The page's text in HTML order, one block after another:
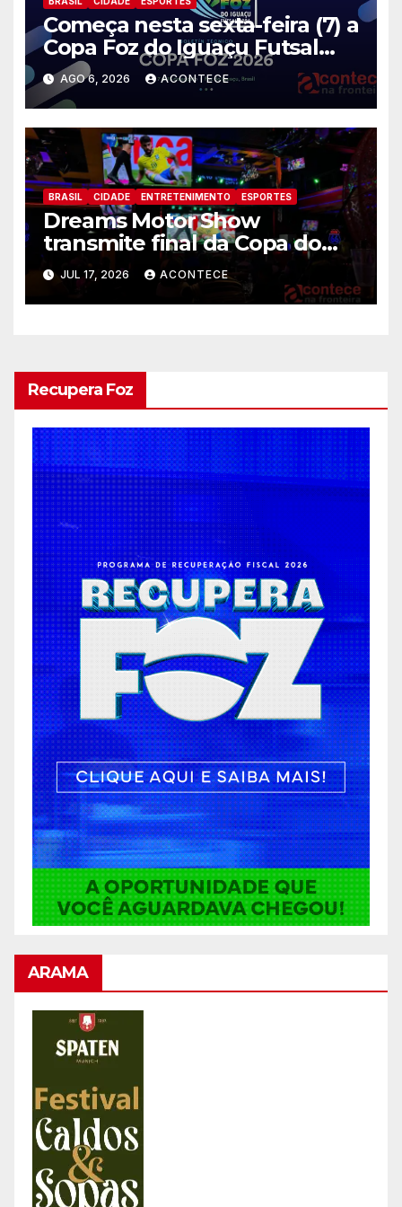
Começa nesta sexta-feira (7) a
Copa Foz do Iguaçu Futsal
2026 com equipes de quatro
países
AGO 6, 2026 ACONTECE
BRASIL CIDADE ENTRETENIMENTO ESPORTES
Dreams Motor Show
transmite final da Copa do
Mundo entre Argentina e
Espanha no maior telão de
Foz
JUL 17, 2026 ACONTECE
Recupera Foz
ARAMA